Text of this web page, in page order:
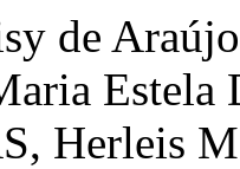
de
Estela
Herleis